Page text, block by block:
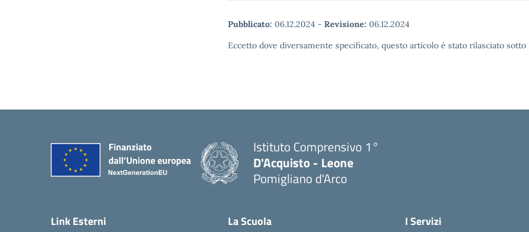
Pubblicato: 06.12.2024 - Revisione: 06.12.2024
Eccetto dove diversamente specificato, questo articolo è stato rilasciato
Istituto Comprensivo 1°
D'Acquisto - Leone
Pomigliano d'Arco
Link Esterni La Scuola I Servizi